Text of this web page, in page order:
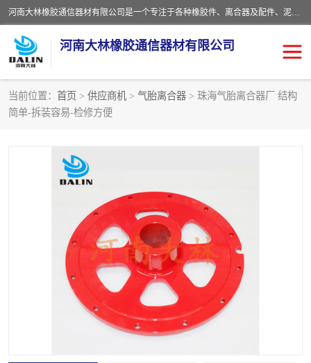
河南大林橡胶通信器材有限公司是一个专注于各种橡胶件、离合器及配件、泥浆泵及配件等产品设计制造和加工的企业。产品应用于矿山、冶金、石油、钢铁、化工、水泥、船舶、造纸、通用机械等各种大功率机械传动或制动装置。
河南大林橡胶通信器材有限公司
当前位置： 首页 > 供应商机 > 气胎离合器 > 珠海气胎离合器厂 结构
简单-拆装容易-检修方便
推盘离合器
VC离合器
PO隔膜离合器
泥浆泵空气包胶囊 气动元件
DY隔膜式离合器 CB离合器
实芯轮胎
联轴器